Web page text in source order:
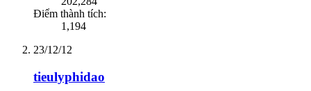
Điểm thành tích:
1,194
23/12/12
tieulyphidao